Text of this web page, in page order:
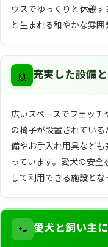
ウスでゆっくりと休憩
と生まれる和やかな雰囲
🙌 充実した設備
広いスペースでフェッ
の椅子が設置されてい
備やお手入れ用具など
っています。愛犬の安
して利用できる施設とな
🐾 愛犬と飼い主